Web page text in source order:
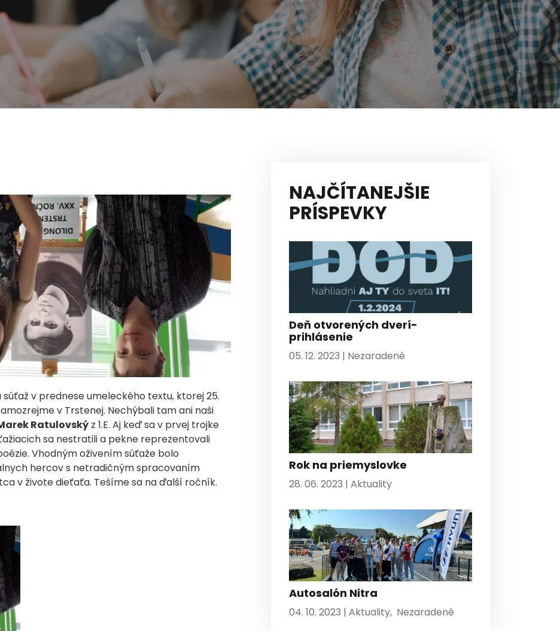
súťaž v prednese umeleckého textu, ktorej 25.
v Trstenej. Nechýbali tam ani naši
Ratulovský z 1.E. Aj keď sa v prvej trojke
sa nestratili a pekne reprezentovali
Vhodným oživením súťaže bolo
hercov s netradičným spracovaním
v živote dieťaťa. Tešíme sa na ďalší ročník.
NAJČÍTANEJŠIE
PRÍSPEVKY
Deň otvorených dverí-
prihlásenie
05. 12. 2023 | Nezaradené
Rok na priemyslovke
28. 06. 2023 | Aktuality
Autosalón Nitra
04. 10. 2023 | Aktuality, Nezaradené